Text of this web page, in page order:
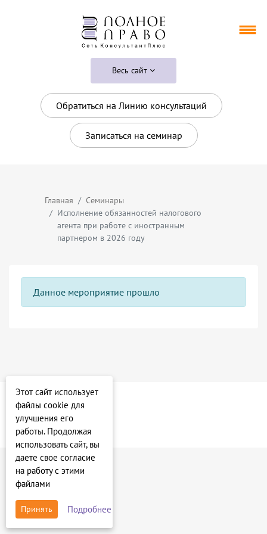
Весь сайт
Обратиться на Линию консультаций
Записаться на семинар
Главная
Семинары
Исполнение обязанностей налогового
агента при работе с иностранным
партнером в 2026 году
Данное мероприятие прошло
Этот сайт использует
файлы cookie для
улучшения его
работы. Продолжая
использовать сайт, вы
даете свое согласие
на работу с этими
файлами
Принять Подробнее